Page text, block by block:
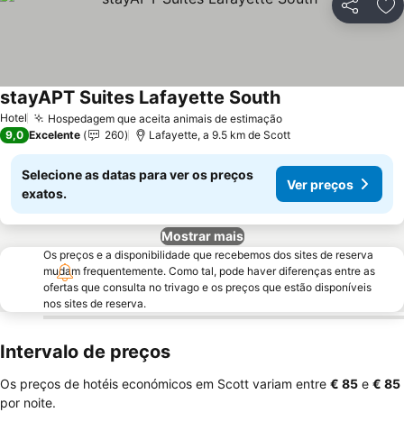
Partilhar
Hotel Hospedagem que aceita animais de estimaçãoVer preços
stayAPT Suites Lafayette SouthVer preços
9,0 Excelente 260 Lafayette, a 9.5 km de Scott
Selecione as datas para ver os preços
exatos.
Ver preços
Mostrar mais
Os preços e a disponibilidade que recebemos dos sites de reserva
mudam frequentemente. Como tal, pode haver diferenças entre as
ofertas que consulta no trivago e os preços que estão disponíveis
nos sites de reserva.
Intervalo de preços
Os preços de hotéis económicos em Scott variam entre ‎€ 85 e ‎€ 85
por noite.